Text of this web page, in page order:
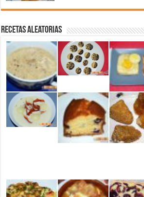
Recetas aleatorias